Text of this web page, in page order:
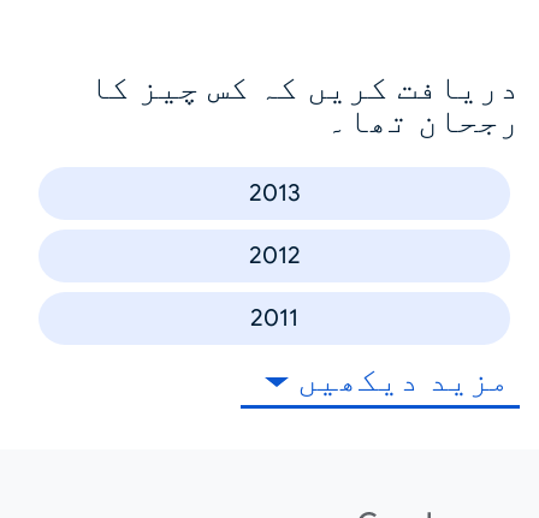
دریافت کریں کہ کس چیز کا
رجحان تھا۔
2013
2012
2011
مزید دیکھیں